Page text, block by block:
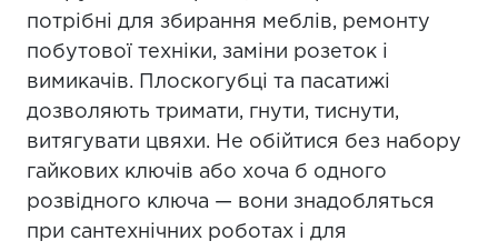
потрібні для збирання меблів, ремонту
побутової техніки, заміни розеток і
вимикачів. Плоскогубці та пасатижі
дозволяють тримати, гнути, тиснути,
витягувати цвяхи. Не обійтися без набору
гайкових ключів або хоча б одного
розвідного ключа — вони знадобляться
при сантехнічних роботах і для